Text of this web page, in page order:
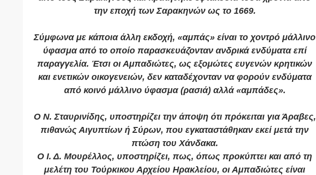
την εποχή των Σαρακηνών ως το 1669.
Σύμφωνα με κάποια άλλη εκδοχή, «αμπάς» είναι το χοντρό μάλλινο
ύφασμα από το οποίο παρασκευάζονταν ανδρικά ενδύματα επί
παραγγελία. Έτσι οι Αμπαδιώτες, ως εξομώτες ευγενών κρητικών
και ενετικών οικογενειών, δεν καταδέχονταν να φορούν ενδύματα
από κοινό μάλλινο ύφασμα (ρασιά) αλλά «αμπάδες».
Ο Ν. Σταυρινίδης, υποστηρίζει την άποψη ότι πρόκειται για Άραβες,
πιθανώς Αιγυπτίων ή Σύρων, που εγκαταστάθηκαν εκεί μετά την
πτώση του Χάνδακα.
Ο Ι. Δ. Μουρέλλος, υποστηρίζει, πως, όπως προκύπτει και από τη
μελέτη του Τούρκικου Αρχείου Ηρακλείου, οι Αμπαδιώτες είναι